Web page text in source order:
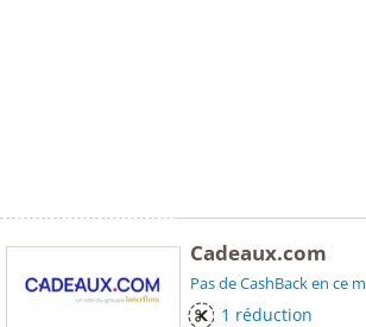
Cadeaux.com
Pas de CashBack en ce
1 réduction